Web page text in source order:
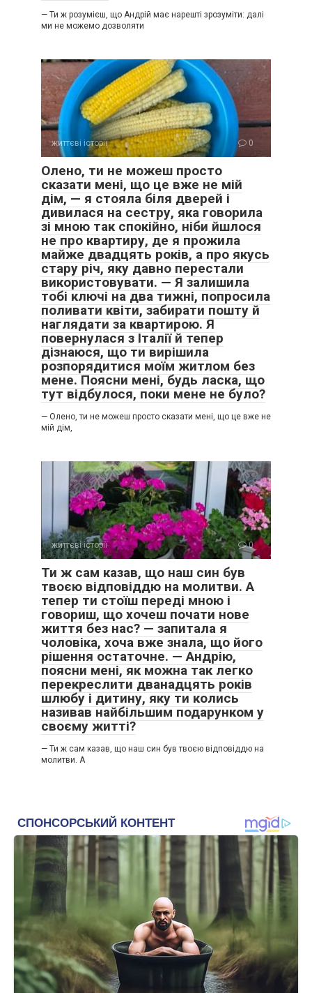
— Ти ж розумієш, що Андрій має нарешті зрозуміти: далі
ми не можемо дозволяти
життєві історії 0
Олено, ти не можеш просто
сказати мені, що це вже не мій
дім, — я стояла біля дверей і
дивилася на сестру, яка говорила
зі мною так спокійно, ніби йшлося
не про квартиру, де я прожила
майже двадцять років, а про якусь
стару річ, яку давно перестали
використовувати. — Я залишила
тобі ключі на два тижні, попросила
поливати квіти, забирати пошту й
наглядати за квартирою. Я
повернулася з Італії й тепер
дізнаюся, що ти вирішила
розпорядитися моїм житлом без
мене. Поясни мені, будь ласка, що
тут відбулося, поки мене не було?
— Олено, ти не можеш просто сказати мені, що це вже не
мій дім,
життєві історії 0
Ти ж сам казав, що наш син був
твоєю відповіддю на молитви. А
тепер ти стоїш переді мною і
говориш, що хочеш почати нове
життя без нас? — запитала я
чоловіка, хоча вже знала, що його
рішення остаточне. — Андрію,
поясни мені, як можна так легко
перекреслити дванадцять років
шлюбу і дитину, яку ти колись
називав найбільшим подарунком у
своєму житті?
— Ти ж сам казав, що наш син був твоєю відповіддю на
молитви. А